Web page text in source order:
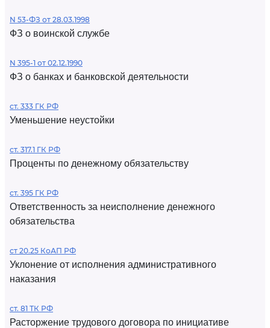
N 53-ФЗ от 28.03.1998
ФЗ о воинской службе
N 395-1 от 02.12.1990
ФЗ о банках и банковской деятельности
ст. 333 ГК РФ
Уменьшение неустойки
ст. 317.1 ГК РФ
Проценты по денежному обязательству
ст. 395 ГК РФ
Ответственность за неисполнение денежного
обязательства
ст 20.25 КоАП РФ
Уклонение от исполнения административного
наказания
ст. 81 ТК РФ
Расторжение трудового договора по инициативе